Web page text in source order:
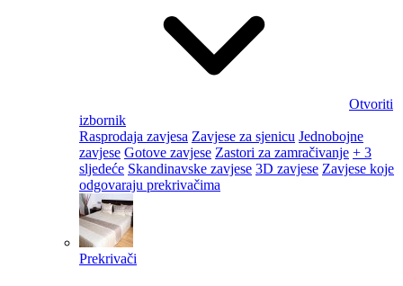
Otvoriti
izbornik
Rasprodaja zavjesa Zavjese za sjenicu Jednobojne
zavjese Gotove zavjese Zastori za zamračivanje + 3
sljedeće Skandinavske zavjese 3D zavjese Zavjese koje
odgovaraju prekrivačima
Prekrivači